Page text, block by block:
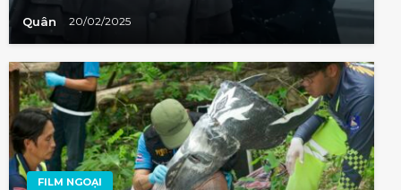
Quân 20/02/2025
FILM NGOẠI